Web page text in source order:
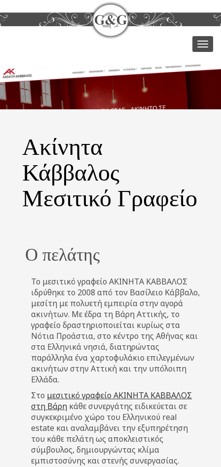
Ακίνητα
Κάββαλος
Μεσιτικό Γραφείο
Ο πελάτης
Το μεσιτικό γραφείο ΑΚΙΝΗΤΑ ΚΑΒΒΑΛΟΣ
ιδρύθηκε το 2008 από τον Βασίλειο Κάββαλο,
μεσίτη με πολυετή εμπειρία στην αγορά
ακινήτων. Με έδρα τη Βάρη Αττικής, το
γραφείο δραστηριοποιείται κυρίως στα
Νότια Προάστια, στο κέντρο της Αθήνας και
στα Ελληνικά νησιά, διατηρώντας
παράλληλα ένα χαρτοφυλάκιο επιλεγμένων
ακινήτων στην Αττική και την υπόλοιπη
Ελλάδα.
Στο μεσιτικό γραφείο ΑΚΙΝΗΤΑ ΚΑΒΒΑΛΟΣ
στη Βάρη κάθε συνεργάτης ειδικεύεται σε
συγκεκριμένο χώρο του Ελληνικού real
estate και αναλαμβάνει την εξυπηρέτηση
του κάθε πελάτη ως αποκλειστικός
σύμβουλος, δημιουργώντας κλίμα
εμπιστοσύνης και στενής συνεργασίας.